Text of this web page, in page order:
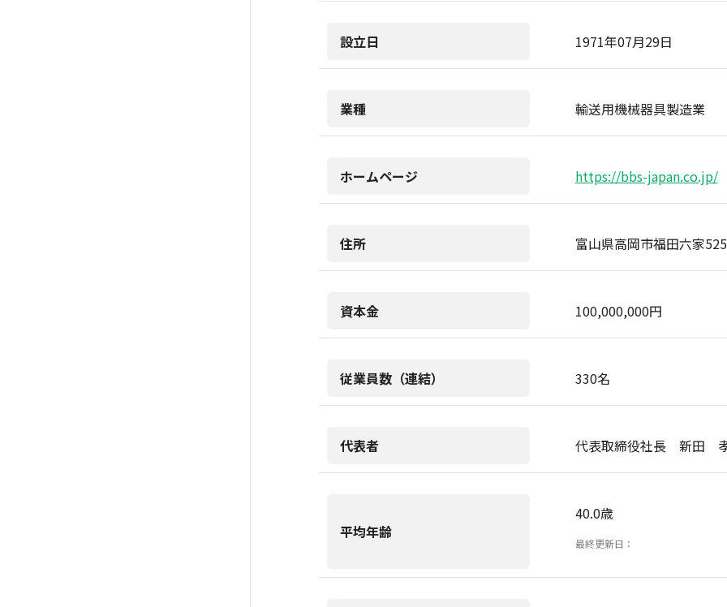
設立日 1971年07月29日
業種 輸送用機械器具製造業
ホームページ https://bbs-japan.co.jp/
住所 富山県高岡市福田六家525
資本金 100,000,000円
従業員数（連結） 330名
代表者 代表取締役社長 新田
平均年齢
40.0歳
最終更新日：